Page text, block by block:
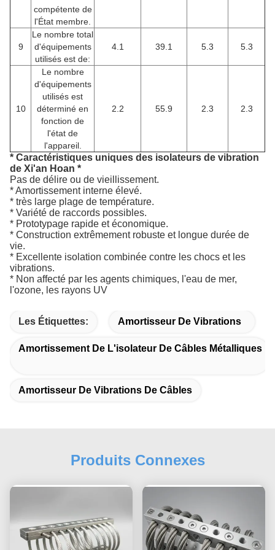
compétente de
l'État membre.
9
Le nombre total
d'équipements
utilisés est de:
4.1 39.1 5.3 5.3
10
Le nombre
d'équipements
utilisés est
déterminé en
fonction de
l'état de
l'appareil.
2.2 55.9 2.3 2.3
* Caractéristiques uniques des isolateurs de vibration
de Xi'an Hoan *
Pas de délire ou de vieillissement.
* Amortissement interne élevé.
* très large plage de température.
* Variété de raccords possibles.
* Prototypage rapide et économique.
* Construction extrêmement robuste et longue durée de
vie.
* Excellente isolation combinée contre les chocs et les
vibrations.
* Non affecté par les agents chimiques, l'eau de mer,
l'ozone, les rayons UV
Les Étiquettes: Amortisseur De Vibrations
Amortissement De L'isolateur De Câbles Métalliques
Amortisseur De Vibrations De Câbles
Produits Connexes